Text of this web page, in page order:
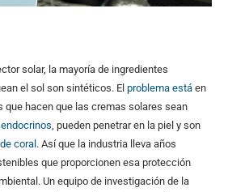
solar, la mayoría de ingredientes
el sol son sintéticos. El problema está en
que hacen que las cremas solares sean
, pueden penetrar en la piel y son
coral . Así que la industria lleva años
que proporcionen esa protección
Un equipo de investigación de la